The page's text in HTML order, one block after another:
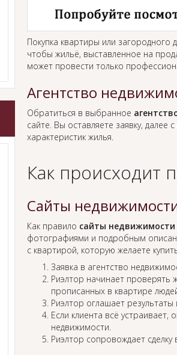
Покупка квартиры или
чтобы жильё, выставленное на
может провести только
Агентство
Обратиться в выбранное
сайте. Вы оставляете заявку,
характеристик жилья.
Как происходит
Сайты
Как правило сайты недвижимости
фотографиями и подробным
с квартирой, которую желаете
Заявка в агентство
Риэлтор начинает проверять
прописанных в квартире
Риэлтор оглашает
Если клиента всё устраивает,
недвижимости.
Риэлтор сопровождает